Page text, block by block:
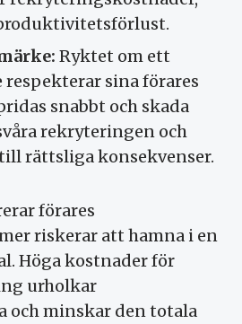
Ryktet om ett
sina förares
snabbt och skada
rekryteringen och
rättsliga konsekvenser.
förares
riskerar att hamna i en
Höga kostnader för
urholkar
och minskar den totala